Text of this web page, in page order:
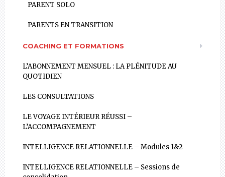
PARENT SOLO
PARENTS EN TRANSITION
COACHING ET FORMATIONS
L’ABONNEMENT MENSUEL : LA PLÉNITUDE AU
QUOTIDIEN
LES CONSULTATIONS
LE VOYAGE INTÉRIEUR RÉUSSI –
L’ACCOMPAGNEMENT
INTELLIGENCE RELATIONNELLE – Modules 1&2
INTELLIGENCE RELATIONNELLE – Sessions de